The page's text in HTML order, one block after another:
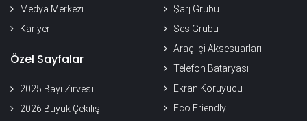
Medya Merkezi
Kariyer
Özel Sayfalar
2025 Bayi Zirvesi
2026 Büyük Çekiliş
Şarj Grubu
Ses Grubu
Araç İçi Aksesuarları
Telefon Bataryası
Ekran Koruyucu
Eco Friendly